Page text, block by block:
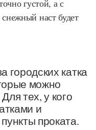
густой, а с
наст будет
городских катка
можно
тех, у кого
и
проката.